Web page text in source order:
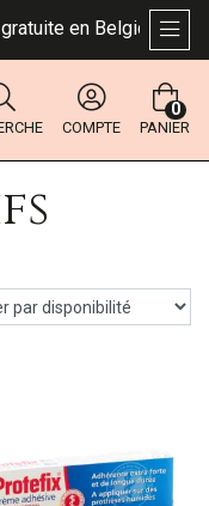
en Belgique
COMPTE PANIER
0